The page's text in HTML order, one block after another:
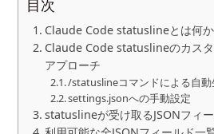
目次
Claude Code statuslineとは何
Claude Code statuslineのカス
アプローチ
/statuslineコマンドによる自動
settings.jsonへの手動設定
statuslineが受け取るJSONフィ